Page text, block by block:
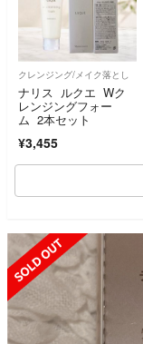
クレンジング/メイク落とし
ナリス ルクエ Wク
レンジングフォー
ム 2本セット
¥3,455